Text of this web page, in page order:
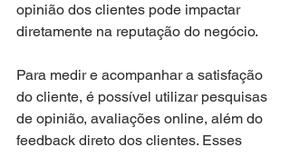
opinião dos clientes pode impactar
diretamente na reputação do negócio.
Para medir e acompanhar a satisfação
do cliente, é possível utilizar pesquisas
de opinião, avaliações online, além do
feedback direto dos clientes. Esses